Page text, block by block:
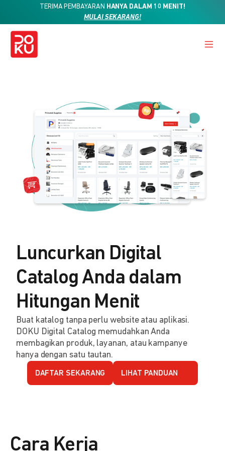
TERIMA PEMBAYARAN HANYA DALAM 10 MENIT!
MULAI SEKARANG!
Luncurkan Digital
Catalog Anda dalam
Hitungan Menit
Buat katalog tanpa perlu website atau aplikasi.
DOKU Digital Catalog memudahkan Anda
membagikan produk, layanan, atau kampanye
hanya dengan satu tautan.
DAFTAR SEKARANG LIHAT PANDUAN
Cara Kerja